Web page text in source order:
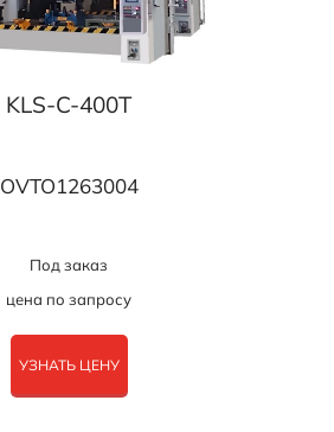
KLS-C-400T
OVTO1263004
Под заказ
цена по запросу
УЗНАТЬ ЦЕНУ